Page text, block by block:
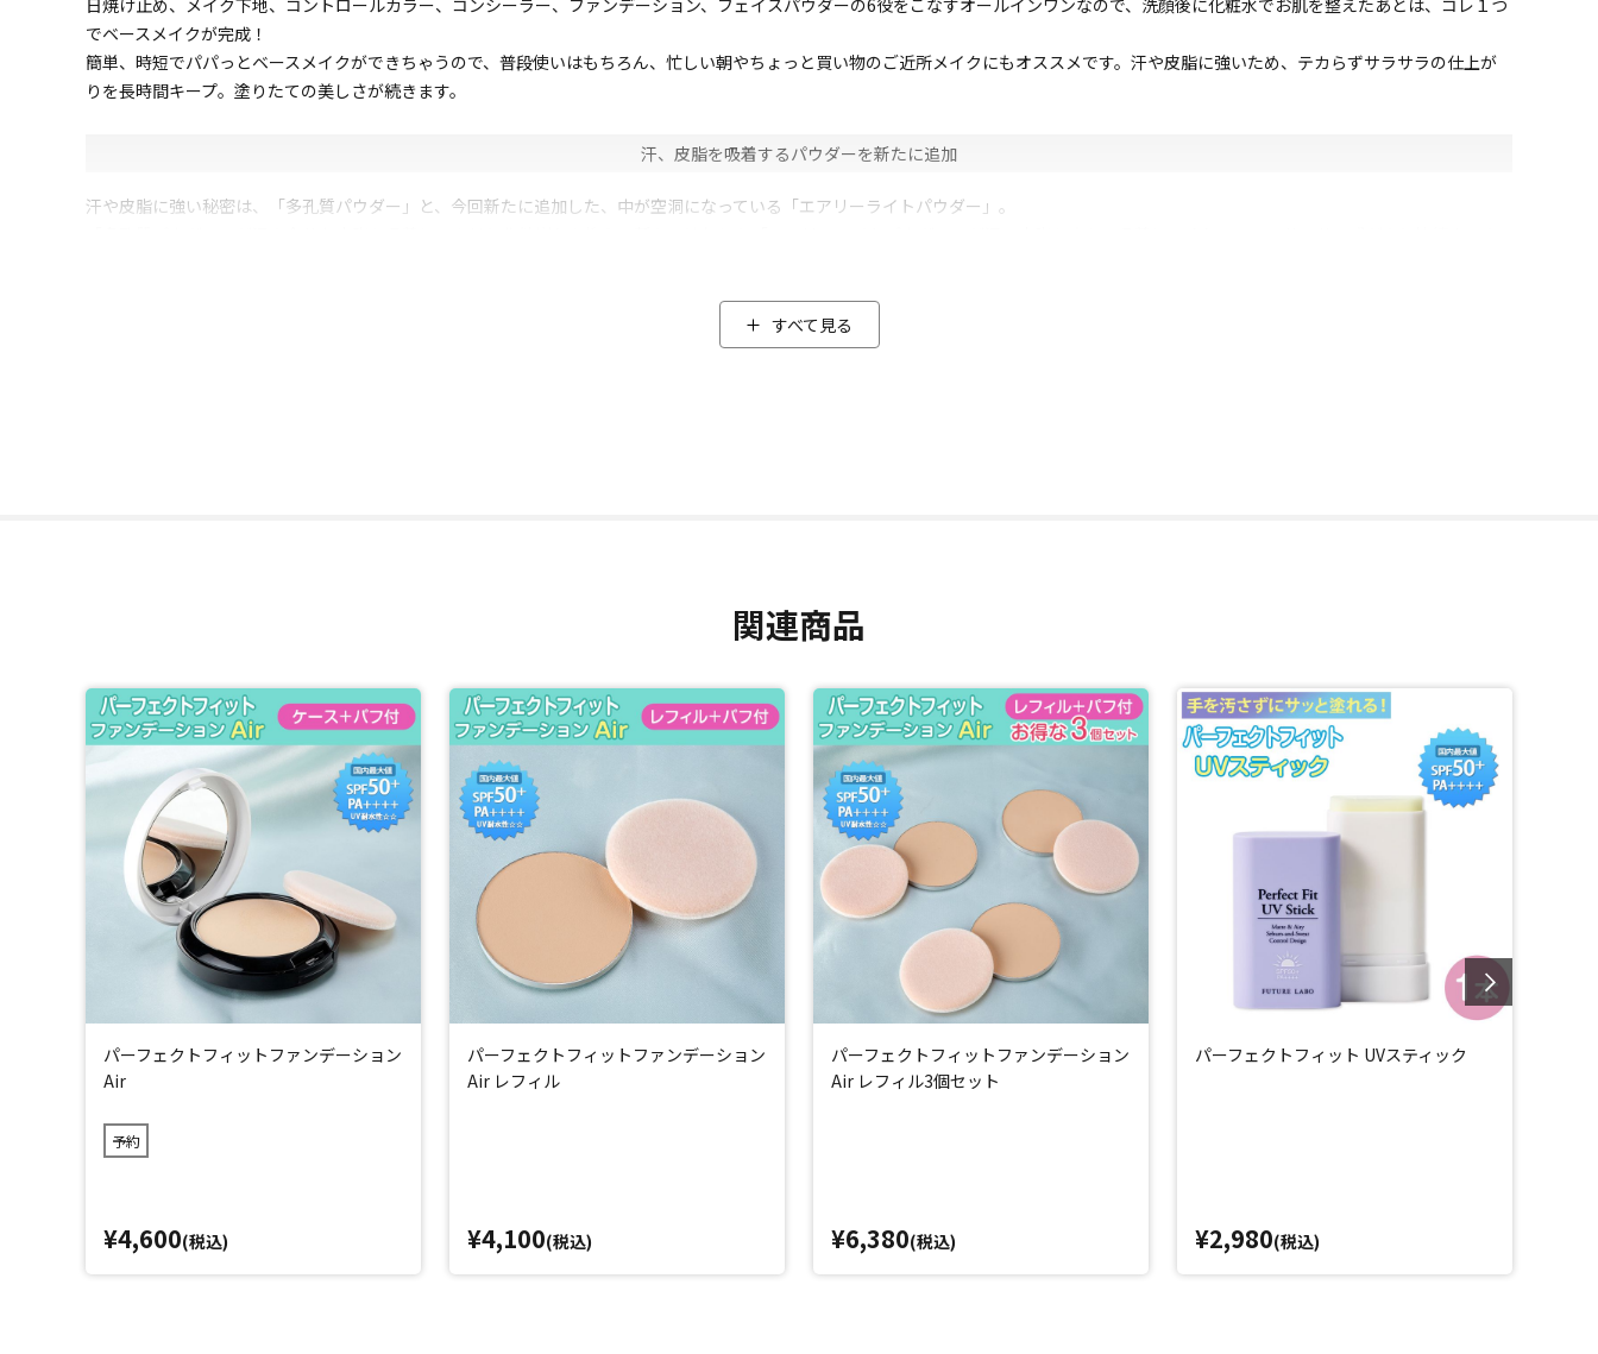
日焼け止め、メイク下地、コントロールカラー、コンシーラー、ファンデーション、フェイスパウダーの6役をこなすオールインワンなので、洗顔後に化粧水でお肌を整えたあとは、コレ１つ
でベースメイクが完成！
簡単、時短でパパっとベースメイクができちゃうので、普段使いはもちろん、忙しい朝やちょっと買い物のご近所メイクにもオススメです。汗や皮脂に強いため、テカらずサラサラの仕上が
りを長時間キープ。塗りたての美しさが続きます。
汗、皮脂を吸着するパウダーを新たに追加
汗や皮脂に強い秘密は、「多孔質パウダー」と、今回新たに追加した、中が空洞になっている「エアリーライトパウダー」。
水に浸かった後に、「SPF」を保持できるかを示す「UV耐水性」も最大の☆☆を取得しました。
美容成分追加
パラベンやアルコール、鉱物油、合成香料、タール色素も不使用です。
◆さらにスペシャルな限定セット！
・メルティローズスパリップ
SPF23 PA++で紫外線をカット。紫外線から乾燥した唇を守り、うるおいを与えながら、やさしいほんのりピンクに発色するUVカットリップです。
・マイルドピーリングゲルCL ダマスクローズの香り
肌の上でくるくるとマッサージするだけで、がんこな古い角質や毛穴の汚れをやさしく落とし、乾燥による小ジワも目立たなくする(*6)ピーリングゲルです。
ぬれた肌にも使えるので、お風呂でも使用可能。気分がリラックスする、華やかなダマスクローズの香りです。
・珠肌プレミアムマスク
うるおいを届けます。
※タマゴ由来の成分が含まれておりますので、卵アレルギーの方はご使用をお控えください。
・珠肌石鹸(ミニ)
※タマゴ由来の成分が含まれておりますので、卵アレルギーの方はご使用をお控えください。
すべて見る
関連商品
パーフェクトフィットファンデーション
Air
予約
¥4,600(税込)
パーフェクトフィットファンデーション
Air レフィル
¥4,100(税込)
パーフェクトフィットファンデーション
Air レフィル3個セット
¥6,380(税込)
パーフェクトフィット UVスティック
¥2,980(税込)